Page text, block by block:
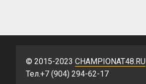
© 2015-2023 CHAMPIONAT48.RU
Тел.+7 (904) 294-62-17